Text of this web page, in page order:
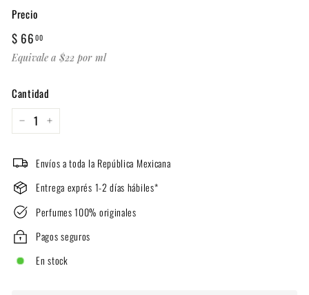
Precio
Precio
habitual
$ 66 00$
66.00
Equivale a $22 por ml
Cantidad
+
Envíos a toda la República Mexicana
Entrega exprés 1-2 días hábiles*
Perfumes 100% originales
Pagos seguros
En stock